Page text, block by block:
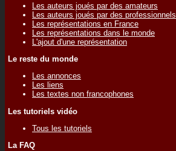
Les auteurs joués par des amateurs
Les auteurs joués par des professionnels
Les représentations en France
Les représentations dans le monde
L'ajout d'une représentation
Le reste du monde
Les annonces
Les liens
Les textes non francophones
Les tutoriels vidéo
Tous les tutoriels
La FAQ